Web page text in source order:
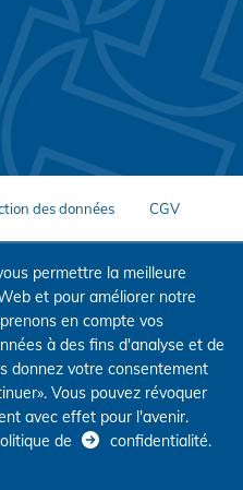
des données CGV
permettre la meilleure
et pour améliorer notre
en compte vos
à des fins d'analyse et de
donnez votre consentement
Vous pouvez révoquer
avec effet pour l'avenir.
de
confidentialité.